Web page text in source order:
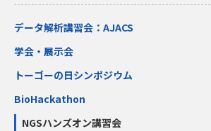
データ解析講習会：AJACS
学会・展示会
トーゴーの日シンポジウム
BioHackathon
NGSハンズオン講習会